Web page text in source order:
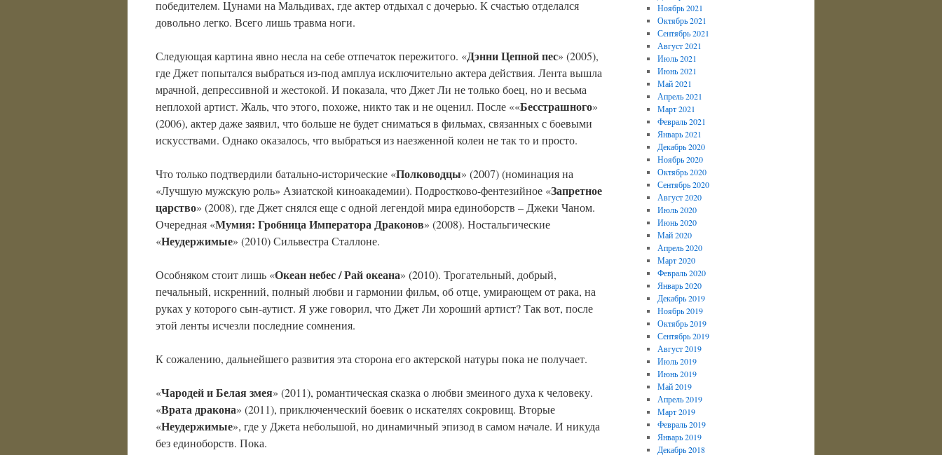
победителем. Цунами на Мальдивах, где актер отдыхал с дочерью. К счастью отделался
довольно легко. Всего лишь травма ноги.
Следующая картина явно несла на себе отпечаток пережитого. «Дэнни Цепной пес» (2005),
где Джет попытался выбраться из-под амплуа исключительно актера действия. Лента вышла
мрачной, депрессивной и жестокой. И показала, что Джет Ли не только боец, но и весьма
неплохой артист. Жаль, что этого, похоже, никто так и не оценил. После ««Бесстрашного»
(2006), актер даже заявил, что больше не будет сниматься в фильмах, связанных с боевыми
искусствами. Однако оказалось, что выбраться из наезженной колеи не так то и просто.
Что только подтвердили батально-исторические «Полководцы» (2007) (номинация на
«Лучшую мужскую роль» Азиатской киноакадемии). Подростково-фентезийное «Запретное
царство» (2008), где Джет снялся еще с одной легендой мира единоборств – Джеки Чаном.
Очередная «Мумия: Гробница Императора Драконов» (2008). Ностальгические
«Неудержимые» (2010) Сильвестра Сталлоне.
Особняком стоит лишь «Океан небес / Рай океана» (2010). Трогательный, добрый,
печальный, искренний, полный любви и гармонии фильм, об отце, умирающем от рака, на
руках у которого сын-аутист. Я уже говорил, что Джет Ли хороший артист? Так вот, после
этой ленты исчезли последние сомнения.
К сожалению, дальнейшего развития эта сторона его актерской натуры пока не получает.
«Чародей и Белая змея» (2011), романтическая сказка о любви змеиного духа к человеку.
«Врата дракона» (2011), приключенческий боевик о искателях сокровищ. Вторые
«Неудержимые», где у Джета небольшой, но динамичный эпизод в самом начале. И никуда
без единоборств. Пока.
Ноябрь 2021
Октябрь 2021
Сентябрь 2021
Август 2021
Июль 2021
Июнь 2021
Май 2021
Апрель 2021
Март 2021
Февраль 2021
Январь 2021
Декабрь 2020
Ноябрь 2020
Октябрь 2020
Сентябрь 2020
Август 2020
Июль 2020
Июнь 2020
Май 2020
Апрель 2020
Март 2020
Февраль 2020
Январь 2020
Декабрь 2019
Ноябрь 2019
Октябрь 2019
Сентябрь 2019
Август 2019
Июль 2019
Июнь 2019
Май 2019
Апрель 2019
Март 2019
Февраль 2019
Январь 2019
Декабрь 2018